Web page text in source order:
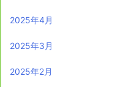
2025年4月
2025年3月
2025年2月